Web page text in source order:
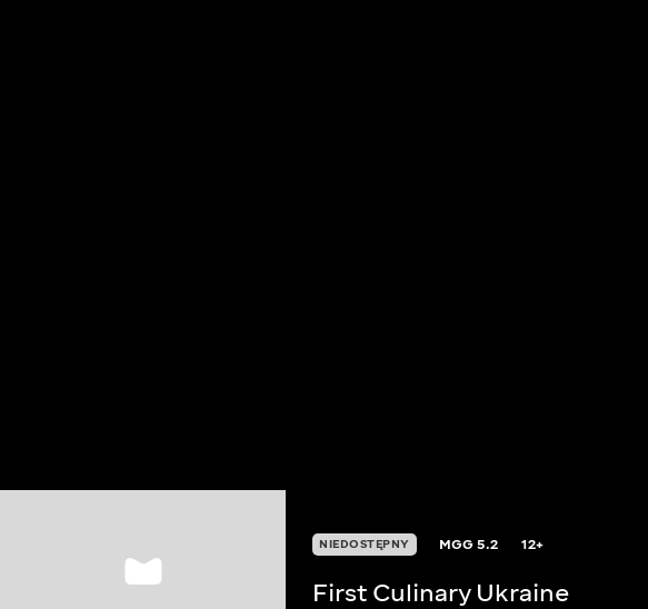
NIEDOSTĘPNY MGG5.2 12+
First Culinary Ukraine